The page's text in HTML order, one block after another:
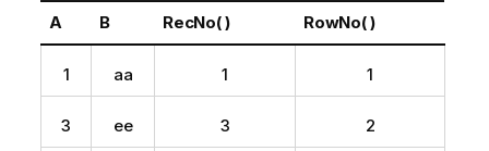
A B RecNo( ) RowNo( )
1 aa 1 1
3 ee 3 2